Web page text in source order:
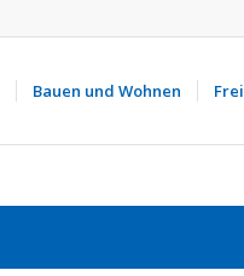
Bauen und Wohnen